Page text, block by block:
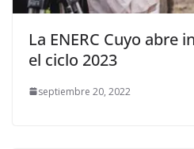
La ENERC Cuyo abre
el ciclo 2023
septiembre 20, 2022